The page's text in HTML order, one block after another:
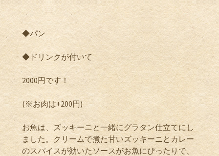
◆パン
◆ドリンクが付いて
2000円です！
(※お肉は+200円)
お魚は、ズッキーニと一緒にグラタン仕立てにし
ました。クリームで煮た甘いズッキーニとカレー
のスパイスが効いたソースがお魚にぴったりで、